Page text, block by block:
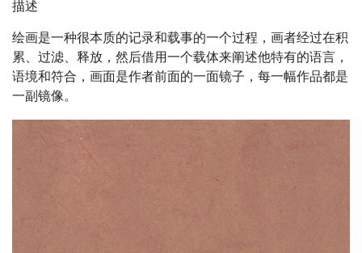
描述
绘画是一种很本质的记录和载事的一个过程，画者经过在积
累、过滤、释放，然后借用一个载体来阐述他特有的语言，
语境和符合，画面是作者前面的一面镜子，每一幅作品都是
一副镜像。